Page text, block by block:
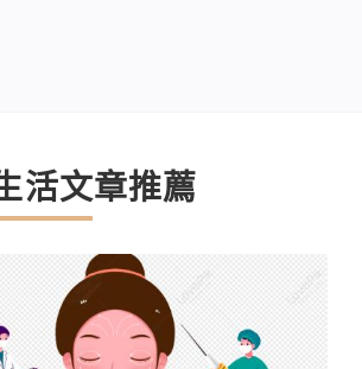
活文章推薦